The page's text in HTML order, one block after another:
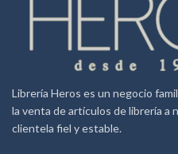
Librería Heros es un negocio
la venta de artículos de librería a
clientela fiel y estable.